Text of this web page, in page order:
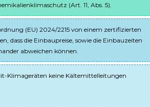
(Art. 11, Abs. 5).
(EU) 2024/2215 von einem zertifizierten
dass die Einbaupreise, sowie die Einbauzeiten
abweichen können.
Klimageräten keine Kältemittelleitungen